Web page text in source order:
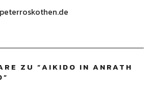
ZU “AIKIDO IN ANRATH
”